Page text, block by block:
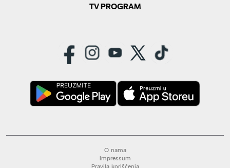
TV PROGRAM
O nama
Impressum
Pravila korišćenja